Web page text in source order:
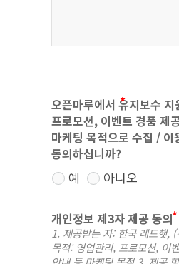
오픈마루에서 유지보수
프로모션, 이벤트 경품 제
마케팅 목적으로 수집 / 이
동의하십니까?
예 아니오
개인정보 제3자 제공 동의
1. 제공받는 자: 한국 레드햇,
목적: 영업관리, 프로모션, 이